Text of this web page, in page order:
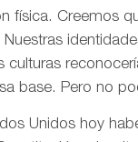
física. Creemos
culturas
base. Pero no
Unidos hoy